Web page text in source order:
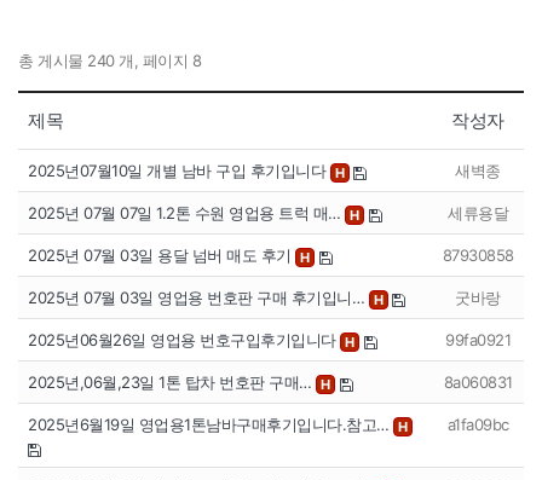
이용후기
총 게시물 240 개, 페이지 8
제목 작성자
2025년07월10일 개별 남바 구입 후기입니다 H 새벽종
2025년 07월 07일 1.2톤 수원 영업용 트럭 매… H 세류용달
2025년 07월 03일 용달 넘버 매도 후기 H 87930858
2025년 07월 03일 영업용 번호판 구매 후기입니… H 굿바랑
2025년06월26일 영업용 번호구입후기입니다 H 99fa0921
2025년,06월,23일 1톤 탑차 번호판 구매… H 8a060831
2025년6월19일 영업용1톤남바구매후기입니다.참고… H a1fa09bc